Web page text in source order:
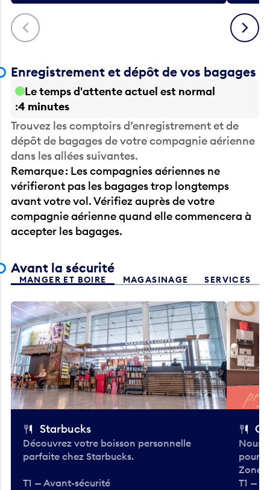
Précédent Suivant
Enregistrement et dépôt de vos bagages
Le temps d'attente actuel est normal
4 minutes
Trouvez les comptoirs d’enregistrement et de
dépôt de bagages de votre compagnie aérienne
dans les allées suivantes.
Remarque : Les compagnies aériennes ne
vérifieront pas les bagages trop longtemps
avant votre vol. Vérifiez auprès de votre
compagnie aérienne quand elle commencera à
accepter les bagages.
Avant la sécurité
MANGER ET BOIRE MAGASINAGE SERVICES
Starbucks
Découvrez votre boisson personnelle
parfaite chez Starbucks.
T1 — Avant-sécurité
Nous
pour
Zone.
T1 —